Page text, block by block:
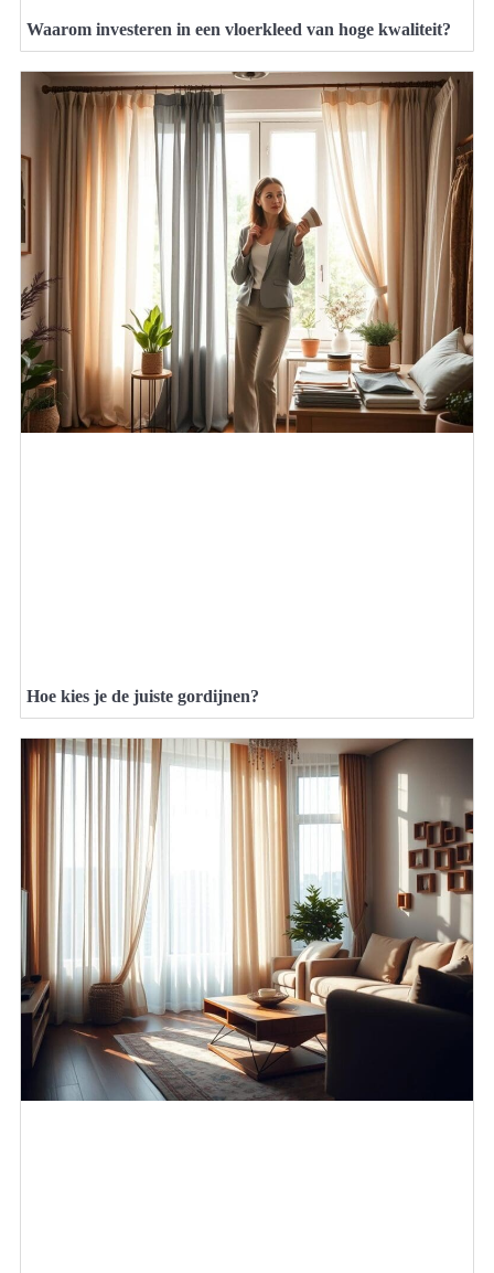
Waarom investeren in een vloerkleed van hoge kwaliteit?
Hoe kies je de juiste gordijnen?